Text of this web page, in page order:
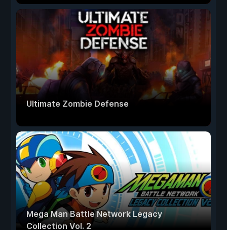
Ultimate Zombie Defense
Mega Man Battle Network Legacy
Collection Vol. 2